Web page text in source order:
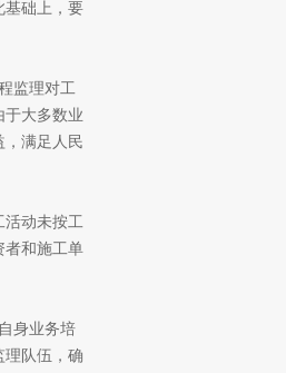
础上，要
监理对工
于大多数业
，满足人民
动未按工
者和施工单
身业务培
理队伍，确